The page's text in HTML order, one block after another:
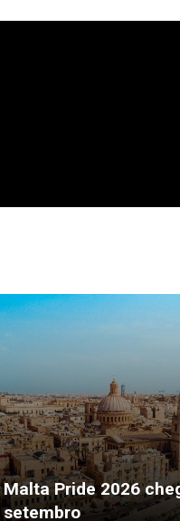
Malta Pride 2026
setembro